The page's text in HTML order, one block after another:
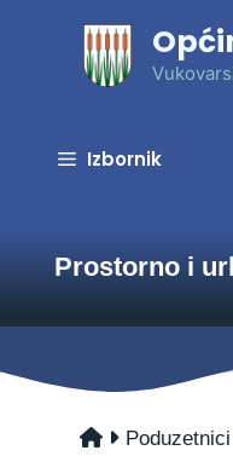
Izbornik
Prostorno i
Poduzetnici